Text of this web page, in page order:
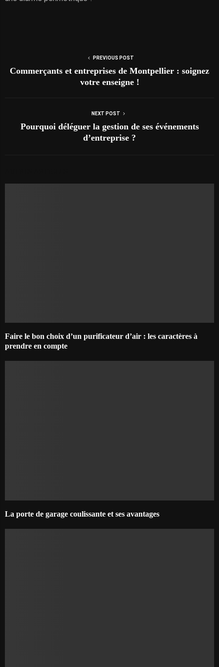
PREVIOUS POST
Commerçants et entreprises de Montpellier : soignez
votre enseigne !
NEXT POST
Pourquoi déléguer la gestion de ses événements
d’entreprise ?
Faire le bon choix d’un purificateur d’air : les caractères à
prendre en compte
La porte de garage coulissante et ses avantages